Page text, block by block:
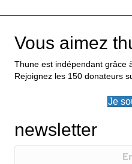
Vous aimez
Thune est indépendant grâce
Rejoignez les 150 donateurs
Je
newsletter